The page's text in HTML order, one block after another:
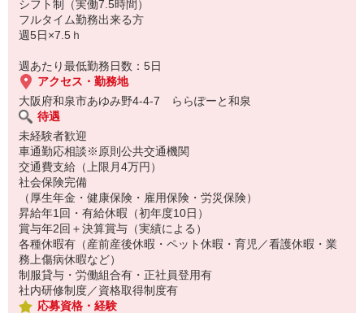
シフト制（実働7.5時間）
フルタイム勤務出来る方
週5日×7.5ｈ
週あたり最低勤務日数：5日
アクセス・勤務地
大阪府和泉市あゆみ野4-4-7 ららぽーと和泉
待遇
未経験者歓迎
車通勤応相談※原則公共交通機関
交通費支給（上限月4万円）
社会保険完備
（厚生年金・健康保険・雇用保険・労災保険）
昇給年1回・有給休暇（初年度10日）
賞与年2回＋決算賞与（実績による）
各種休暇有（産前産後休暇・ペット休暇・育児／看護休暇・業
務上傷病休暇など）
制服貸与・労働組合有・正社員登用有
社内研修制度／資格取得制度有
応募資格・経験